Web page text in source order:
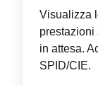
Visualizza
prestazioni
in attesa.
SPID/CIE.